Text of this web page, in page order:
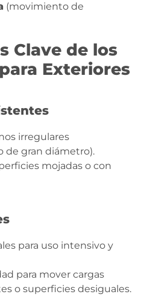
(movimiento de
Clave de los
Exteriores
irregulares
de gran diámetro).
mojadas o con
para uso intensivo y
para mover cargas
o superficies desiguales.